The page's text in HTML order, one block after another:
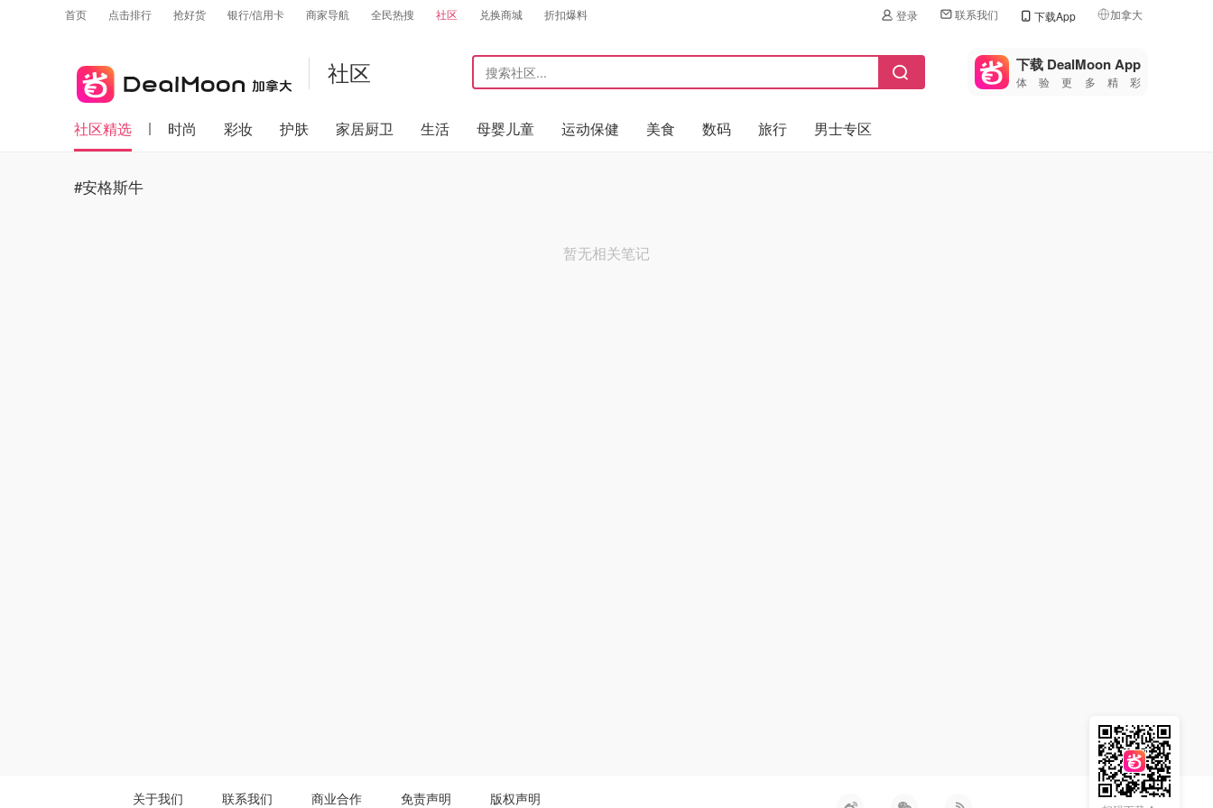
首页 点击排行 抢好货 银行/信用卡 商家导航 全民热搜 社区 兑换商城 折扣爆料 登录 联系我们 下载App 加拿大
🇺🇸
美国
🇨🇳中国
社区 下载 DealMoon App
体验更多精彩
社区精选 时尚 彩妆 护肤 家居厨卫 生活 母婴儿童 运动保健 美食 数码 旅行 男士专区
#安格斯牛
暂无相关笔记
关于我们 联系我们 商业合作 免责声明 版权声明